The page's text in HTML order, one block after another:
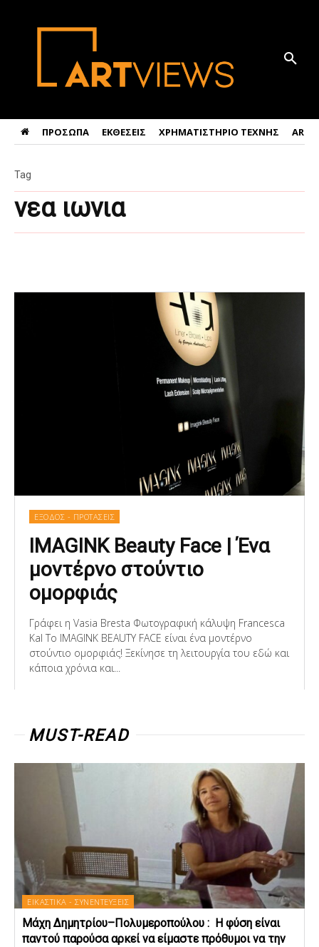
ΠΡΟΣΩΠΑ ΕΚΘΕΣΕΙΣ ΧΡΗΜΑΤΙΣΤΗΡΙΟ ΤΕΧΝΗΣ ART
νεα ιωνια
Tag
ΕΞΟΔΟΣ - ΠΡΟΤΑΣΕΙΣ
IMAGINK Beauty Face | Ένα
μοντέρνο στούντιο
ομορφιάς
Γράφει η Vasia Bresta Φωτογραφική κάλυψη Francesca
Kal Το IMAGINK BEAUTY FACE είναι ένα μοντέρνο
στούντιο ομορφιάς! Ξεκίνησε τη λειτουργία του εδώ και
κάποια χρόνια και...
MUST-READ
ΕΙΚΑΣΤΙΚΑ - ΣΥΝΕΝΤΕΥΞΕΙΣ
Μάχη Δημητρίου–Πολυμεροπούλου : Η φύση είναι
παντού παρούσα αρκεί να είμαστε πρόθυμοι να την